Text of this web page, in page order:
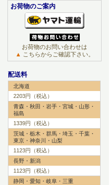
お荷物のご案内
お荷物のお問い合わせは
▲ こちらからご確認下さい。
配送料
北海道
2203円（税込）
青森・秋田・岩手・宮城・山形・
福島
1339円（税込）
茨城・栃木・群馬・埼玉・千葉・
東京・神奈川・山梨
1123円（税込）
長野・新潟
1123円（税込）
静岡・愛知・岐阜・三重